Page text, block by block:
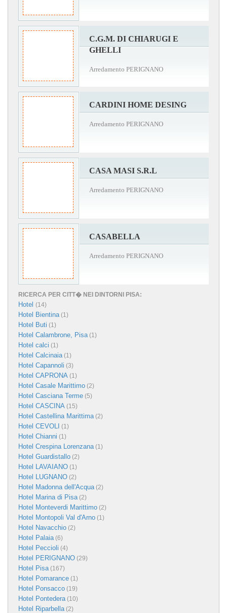
C.G.M. DI CHIARUGI E
GHELLI
Arredamento PERIGNANO
CARDINI HOME DESING
Arredamento PERIGNANO
CASA MASI S.R.L
Arredamento PERIGNANO
CASABELLA
Arredamento PERIGNANO
RICERCA PER CITT� NEI DINTORNI PISA:
Hotel (14)
Hotel Bientina(1)
Hotel Buti (1)
Hotel Calambrone, Pisa(1)
Hotel calci (1)
Hotel Calcinaia(1)
Hotel Capannoli (3)
Hotel CAPRONA (1)
Hotel Casale Marittimo (2)
Hotel Casciana Terme (5)
Hotel CASCINA (15)
Hotel Castellina Marittima(2)
Hotel CEVOLI (1)
Hotel Chianni (1)
Hotel Crespina Lorenzana(1)
Hotel Guardistallo (2)
Hotel LAVAIANO (1)
Hotel LUGNANO (2)
Hotel Madonna dell'Acqua(2)
Hotel Marina di Pisa(2)
Hotel Monteverdi Marittimo (2)
Hotel Montopoli Val d'Arno (1)
Hotel Navacchio (2)
Hotel Palaia(6)
Hotel Peccioli (4)
Hotel PERIGNANO (29)
Hotel Pisa(167)
Hotel Pomarance (1)
Hotel Ponsacco (19)
Hotel Pontedera(10)
Hotel Riparbella(2)